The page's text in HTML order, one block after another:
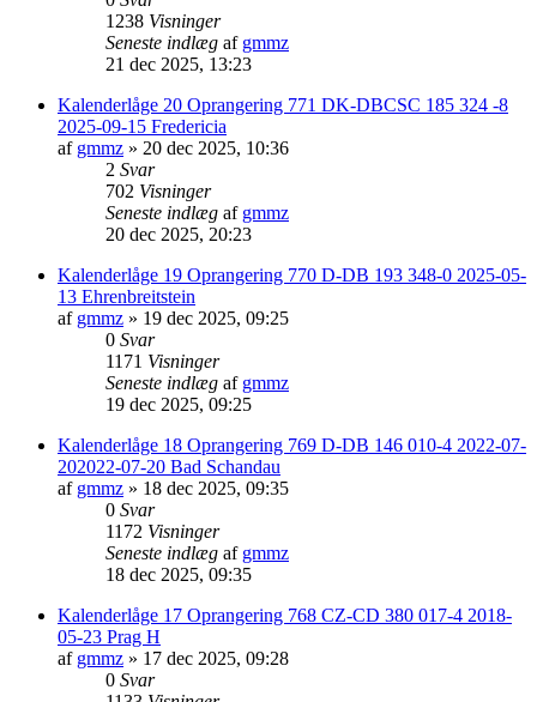
1238 Visninger
Seneste indlæg af gmmz
21 dec 2025, 13:23
Kalenderlåge 20 Oprangering 771 DK-DBCSC 185 324 -8
2025-09-15 Fredericia
af gmmz » 20 dec 2025, 10:36
2 Svar
702 Visninger
Seneste indlæg af gmmz
20 dec 2025, 20:23
Kalenderlåge 19 Oprangering 770 D-DB 193 348-0 2025-05-
13 Ehrenbreitstein
af gmmz » 19 dec 2025, 09:25
0 Svar
1171 Visninger
Seneste indlæg af gmmz
19 dec 2025, 09:25
Kalenderlåge 18 Oprangering 769 D-DB 146 010-4 2022-07-
202022-07-20 Bad Schandau
af gmmz » 18 dec 2025, 09:35
0 Svar
1172 Visninger
Seneste indlæg af gmmz
18 dec 2025, 09:35
Kalenderlåge 17 Oprangering 768 CZ-CD 380 017-4 2018-
05-23 Prag H
af gmmz » 17 dec 2025, 09:28
0 Svar